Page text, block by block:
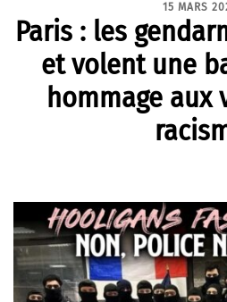
15 MARS
Paris : les
et volent une
hommage aux